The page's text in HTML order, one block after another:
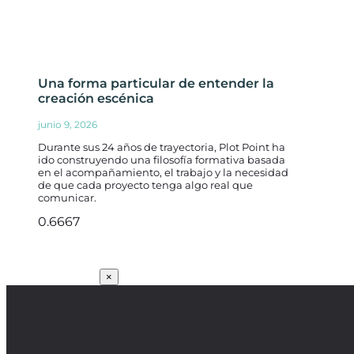
Una forma particular de entender la
creación escénica
junio 9, 2026
Durante sus 24 años de trayectoria, Plot Point ha
ido construyendo una filosofía formativa basada
en el acompañamiento, el trabajo y la necesidad
de que cada proyecto tenga algo real que
comunicar.
×